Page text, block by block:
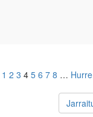
1 2 3 4 5 6 7 8 …